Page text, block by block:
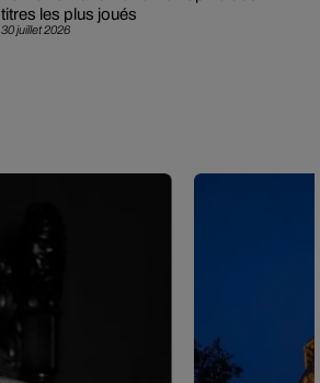
30 juillet 2026
titres les plus joués